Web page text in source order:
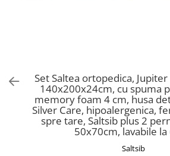
Saltele Memory Pocket
Saltele cu plasa arcuri
Saltele cu spuma
Saltele cu spuma
Saltele cu spuma poliuretanica
Scaune pentru living
Seturi comode living si vitrine
Mobila living
Scaune birou copii
Scaune resigilate
Scaune gradinita
Scaune conferinta
Set Saltea ortopedica,
140x200x24cm, cu spuma
memory foam 4 cm, husa
Silver Care, hipoalergenica,
spre tare, Saltsib plus 2
50x70cm, lavabile la
Saltsib